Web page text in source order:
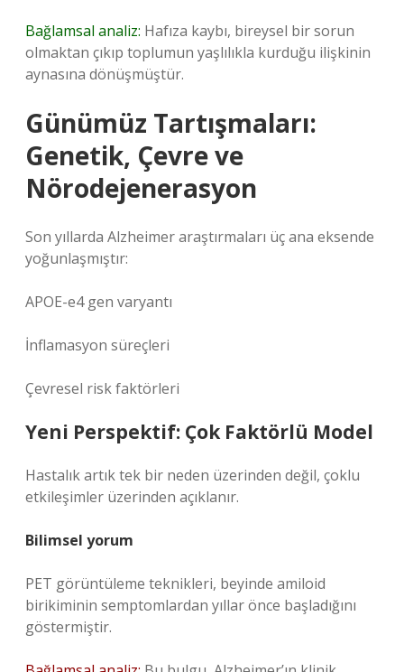
Bağlamsal analiz: Hafıza kaybı, bireysel bir sorun
olmaktan çıkıp toplumun yaşlılıkla kurduğu ilişkinin
aynasına dönüşmüştür.
Günümüz Tartışmaları:
Genetik, Çevre ve
Nörodejenerasyon
Son yıllarda Alzheimer araştırmaları üç ana eksende
yoğunlaşmıştır:
APOE-e4 gen varyantı
İnflamasyon süreçleri
Çevresel risk faktörleri
Yeni Perspektif: Çok Faktörlü Model
Hastalık artık tek bir neden üzerinden değil, çoklu
etkileşimler üzerinden açıklanır.
Bilimsel yorum
PET görüntüleme teknikleri, beyinde amiloid
birikiminin semptomlardan yıllar önce başladığını
göstermiştir.